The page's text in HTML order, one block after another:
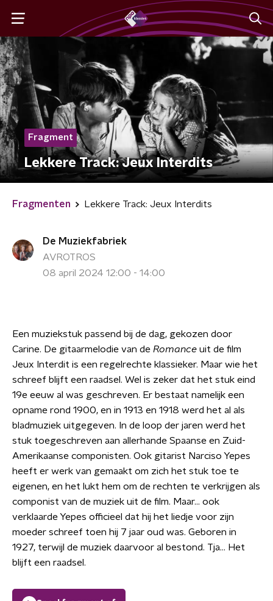
Fragment
Lekkere Track: Jeux Interdits
Fragmenten Lekkere Track: Jeux Interdits
De Muziekfabriek
AVROTROS
08 april 2024 12:00 - 14:00
Een muziekstuk passend bij de dag, gekozen door
Carine. De gitaarmelodie van de Romance uit de film
Jeux Interdit is een regelrechte klassieker. Maar wie het
schreef blijft een raadsel. Wel is zeker dat het stuk eind
19e eeuw al was geschreven. Er bestaat namelijk een
opname rond 1900, en in 1913 en 1918 werd het al als
bladmuziek uitgegeven. In de loop der jaren werd het
stuk toegeschreven aan allerhande Spaanse en Zuid-
Amerikaanse componisten. Ook gitarist Narciso Yepes
heeft er werk van gemaakt om zich het stuk toe te
eigenen, en het lukt hem om de rechten te verkrijgen als
componist van de muziek uit de film. Maar... ook
verklaarde Yepes officieel dat hij het liedje voor zijn
moeder schreef toen hij 7 jaar oud was. Geboren in
1927, terwijl de muziek daarvoor al bestond. Tja... Het
blijft een raadsel.